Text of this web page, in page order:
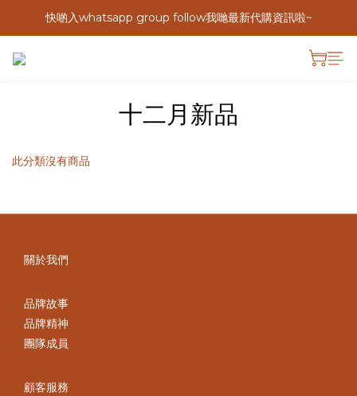
快啲入whatsapp group follow我哋最新代購資訊啦~
十二月新品
此分類沒有商品
關於我們
品牌故事
品牌精神
團隊成員
顧客服務